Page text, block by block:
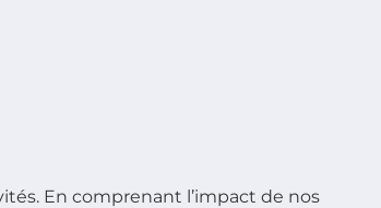
En comprenant l’impact de nos